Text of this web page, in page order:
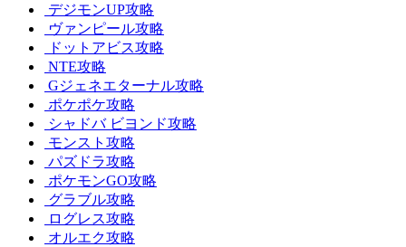
デジモンUP攻略
ヴァンピール攻略
ドットアビス攻略
NTE攻略
Gジェネエターナル攻略
ポケポケ攻略
シャドバ ビヨンド攻略
モンスト攻略
パズドラ攻略
ポケモンGO攻略
グラブル攻略
ログレス攻略
オルエク攻略